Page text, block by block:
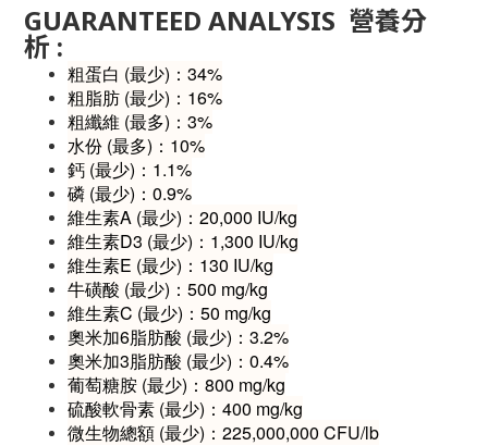
GUARANTEED ANALYSIS 營養分
析 :
粗蛋白 (最少)：34%
粗脂肪 (最少)：16%
粗纖維 (最多)：3%
水份 (最多)：10%
鈣 (最少)：1.1%
磷 (最少)：0.9%
維生素A (最少)：20,000 IU/kg
維生素D3 (最少)：1,300 IU/kg
維生素E (最少)：130 IU/kg
牛磺酸 (最少)：500 mg/kg
維生素C (最少)：50 mg/kg
奧米加6脂肪酸 (最少)：3.2%
奧米加3脂肪酸 (最少)：0.4%
葡萄糖胺 (最少)：800 mg/kg
硫酸軟骨素 (最少)：400 mg/kg
微生物總額 (最少)：225,000,000 CFU/lb